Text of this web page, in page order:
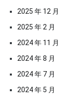
2025 年 12 月
2025 年 2 月
2024 年 11 月
2024 年 8 月
2024 年 7 月
2024 年 5 月